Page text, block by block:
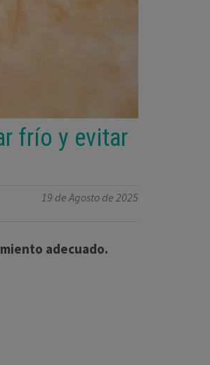
frío y evitar
19 de Agosto de 2025
adecuado.